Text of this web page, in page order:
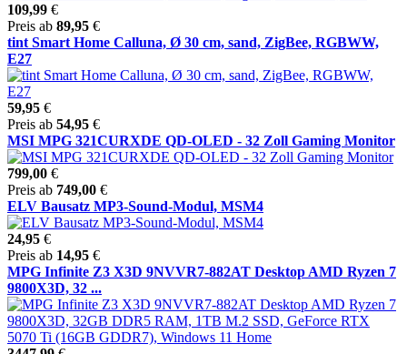
109,99 €
Preis ab 89,95 €
tint Smart Home Calluna, Ø 30 cm, sand, ZigBee, RGBWW,
E27
59,95 €
Preis ab 54,95 €
MSI MPG 321CURXDE QD-OLED - 32 Zoll Gaming Monitor
799,00 €
Preis ab 749,00 €
ELV Bausatz MP3-Sound-Modul, MSM4
24,95 €
Preis ab 14,95 €
MPG Infinite Z3 X3D 9NVVR7-882AT Desktop AMD Ryzen 7
9800X3D, 32 ...